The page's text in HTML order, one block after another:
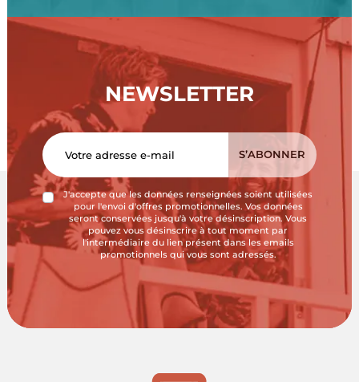
NEWSLETTER
J'accepte que les données renseignées soient utilisées
pour l'envoi d'offres promotionnelles. Vos données
seront conservées jusqu'à votre désinscription. Vous
pouvez vous désinscrire à tout moment par
l'intermédiaire du lien présent dans les emails
promotionnels qui vous sont adressés.